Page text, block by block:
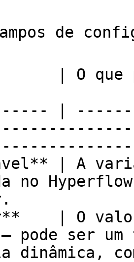
de
| O que
|
| A
no
| O valor
pode ser
dinâmica,